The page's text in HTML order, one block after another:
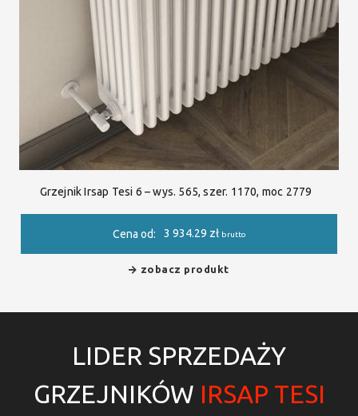
Grzejnik Irsap Tesi 6 – wys. 565, szer. 1170, moc 2779
Cena od: 3 934.29 zł brutto
zobacz produkt
LIDER SPRZEDAŻY
GRZEJNIKÓW IRSAP TESI